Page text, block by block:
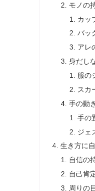
モノの
カッ
バッ
アレ
身だし
服の
スカ
手の動き
手の
ジェ
生き方に
自信の
自己肯
周りの